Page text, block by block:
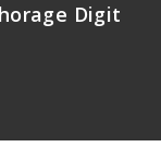
Digit